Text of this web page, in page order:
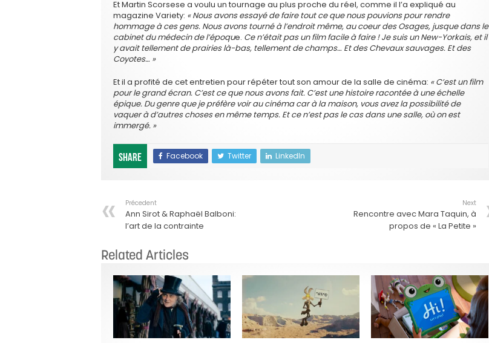
Et Martin Scorsese a voulu un tournage au plus proche du réel, comme il l’a expliqué au
magazine Variety: « Nous avons essayé de faire tout ce que nous pouvions pour rendre
hommage à ces gens. Nous avons tourné à l’endroit même, au coeur des Osages, jusque dans le
cabinet du médecin de l’époque. Ce n’était pas un film facile à faire ! Je suis un New-Yorkais, et il
y avait tellement de prairies là-bas, tellement de champs… Et des Chevaux sauvages. Et des
Coyotes… »
Et il a profité de cet entretien pour répéter tout son amour de la salle de cinéma: « C’est un film
pour le grand écran. C’est ce que nous avons fait. C’est une histoire racontée à une échelle
épique. Du genre que je préfère voir au cinéma car à la maison, vous avez la possibilité de
vaquer à d’autres choses en même temps. Et ce n’est pas le cas dans une salle, où on est
immergé. »
Share Facebook Twitter LinkedIn
Précedent
Ann Sirot & Raphaël Balboni:
l’art de la contrainte
Next
Rencontre avec Mara Taquin, à
propos de « La Petite »
Related Articles